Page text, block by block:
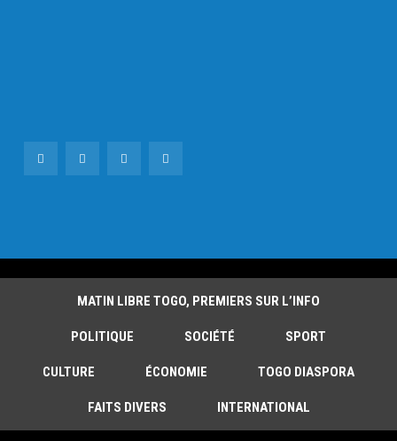
MATIN LIBRE TOGO, PREMIERS SUR L’INFO
POLITIQUE SOCIÉTÉ SPORT
CULTURE ÉCONOMIE TOGO DIASPORA
FAITS DIVERS INTERNATIONAL